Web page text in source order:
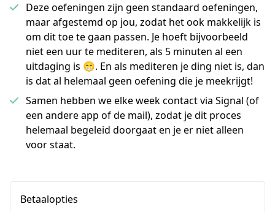
Deze oefeningen zijn geen standaard oefeningen,
maar afgestemd op jou, zodat het ook makkelijk is
om dit toe te gaan passen. Je hoeft bijvoorbeeld
niet een uur te mediteren, als 5 minuten al een
uitdaging is 😁. En als mediteren je ding niet is, dan
is dat al helemaal geen oefening die je meekrijgt!
Samen hebben we elke week contact via Signal (of
een andere app of de mail), zodat je dit proces
helemaal begeleid doorgaat en je er niet alleen
voor staat.
Betaalopties